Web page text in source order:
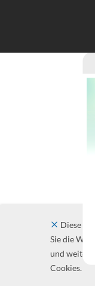
Diese
Sie die
und weiter
Cookies.